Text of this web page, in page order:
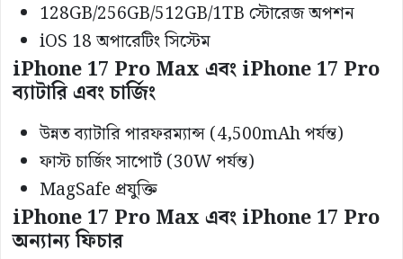
128GB/256GB/512GB/1TB স্টোরেজ অপশন
iOS 18 অপারেটিং সিস্টেম
iPhone 17 Pro Max এবং iPhone 17 Pro
ব্যাটারি এবং চার্জিং
উন্নত ব্যাটারি পারফরম্যান্স (4,500mAh পর্যন্ত)
ফাস্ট চার্জিং সাপোর্ট (30W পর্যন্ত)
MagSafe প্রযুক্তি
iPhone 17 Pro Max এবং iPhone 17 Pro
অন্যান্য ফিচার